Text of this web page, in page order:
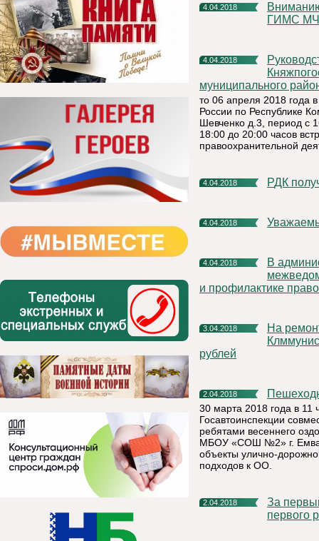
4.04.2018
Вниманию населения! Княжпогостский участок ФКУ «Центр
ГИМС
4.04.2018
Руководство отдела министерства внутренних дел России по
муниципального
то 06 апреля 2018
России по Республике
Шевченко д.3, период с
18:00 до 20:00 часов
правоохранительной
4.04.2018 РДК
4.04.2018
4.04.2018
в администрации МР «Княжпогостский» состоялась
и профилактике
3.04.2018
На ремонт пострадавшего от пожара дома по ул.
рублей
2.04.2018
30 марта 2018 года в 11
Госавтоинспекции
ребятами весеннего
МБОУ «СОШ №2» г. Емва
объекты улично-
подходов к ОО.
2.04.2018
За первый квартал 2018 года за выплатой при рождении
первого